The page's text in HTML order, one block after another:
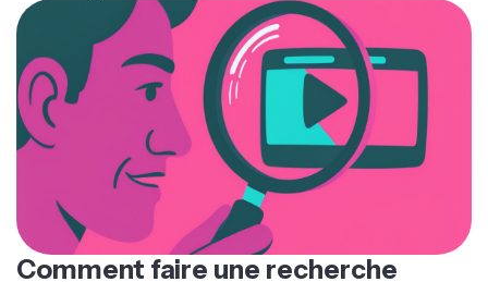
Comment faire une recherche